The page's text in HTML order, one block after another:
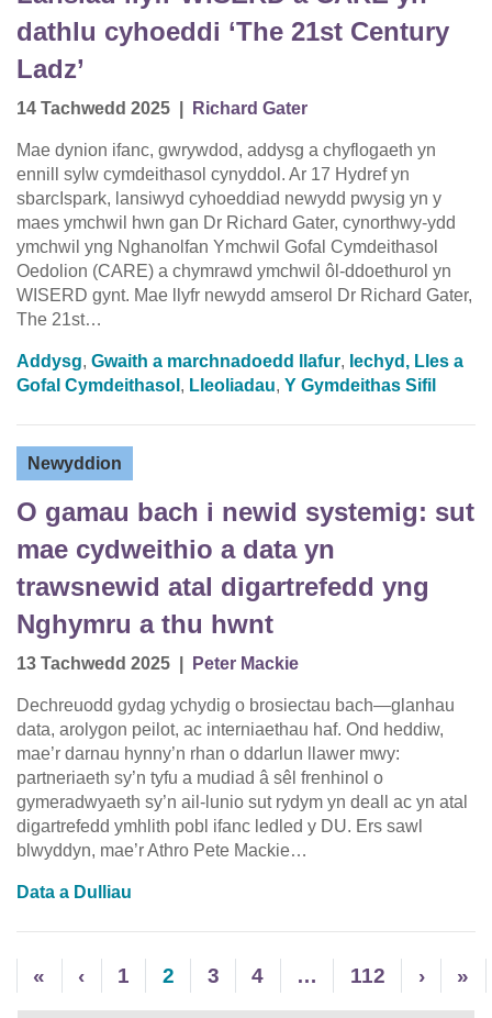
dathlu cyhoeddi ‘The 21st Century
Ladz’
14 Tachwedd 2025 Richard Gater
Mae dynion ifanc, gwrywdod, addysg a chyflogaeth yn
ennill sylw cymdeithasol cynyddol. Ar 17 Hydref yn
sbarcIspark, lansiwyd cyhoeddiad newydd pwysig yn y
maes ymchwil hwn gan Dr Richard Gater, cynorthwy-ydd
ymchwil yng Nghanolfan Ymchwil Gofal Cymdeithasol
Oedolion (CARE) a chymrawd ymchwil ôl-ddoethurol yn
WISERD gynt. Mae llyfr newydd amserol Dr Richard Gater,
The 21st…
Addysg, Gwaith a marchnadoedd llafur, Iechyd, Lles a
Gofal Cymdeithasol , Lleoliadau, Y Gymdeithas Sifil
Newyddion
O gamau bach i newid systemig: sut
mae cydweithio a data yn
trawsnewid atal digartrefedd yng
Nghymru a thu hwnt
13 Tachwedd 2025 Peter Mackie
Dechreuodd gydag ychydig o brosiectau bach—glanhau
data, arolygon peilot, ac interniaethau haf. Ond heddiw,
mae’r darnau hynny’n rhan o ddarlun llawer mwy:
partneriaeth sy’n tyfu a mudiad â sêl frenhinol o
gymeradwyaeth sy’n ail-lunio sut rydym yn deall ac yn atal
digartrefedd ymhlith pobl ifanc ledled y DU. Ers sawl
blwyddyn, mae’r Athro Pete Mackie…
Data a Dulliau
« ‹ 1 2 3 4 … 112 › »